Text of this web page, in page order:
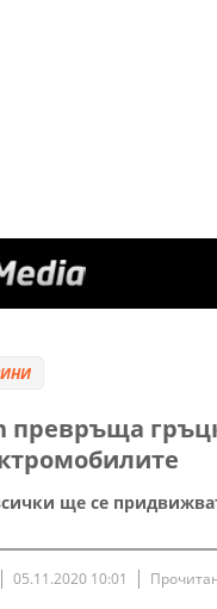
превръща
ще се
05.11.2020 10:01